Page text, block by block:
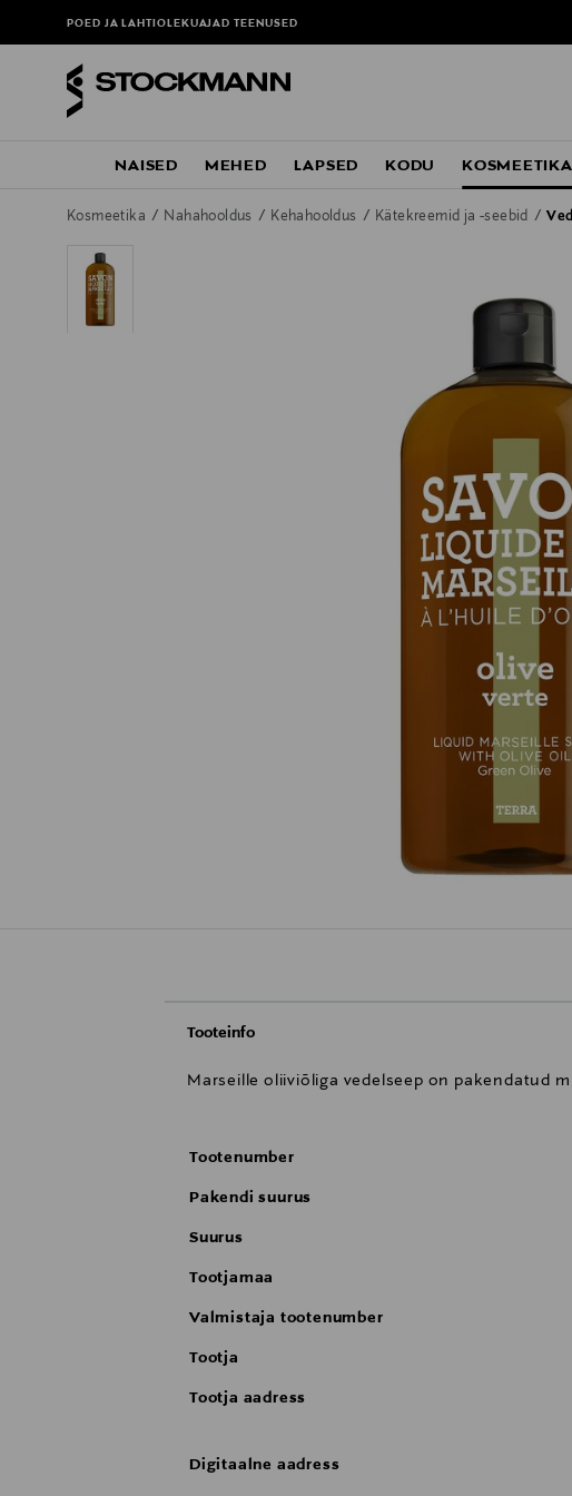
POED JA LAHTIOLEKUAJADTEENUSED
NAISED MEHED LAPSED KODU KOSMEETIKA
Kosmeetika Nahahooldus Kehahooldus Kätekreemid ja -seebid
Tooteinfo
Marseille oliiviõliga vedelseep on pakendatud
Tootenumber
Pakendi suurus
Suurus
Tootjamaa
Valmistaja tootenumber
Tootja
Tootja aadress
Digitaalne aadress